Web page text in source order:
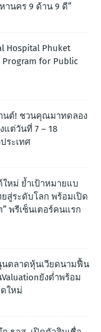
านคร 9 ด้าน 9 ดี”
Hospital Phuket
Program for Public
นต์! ชวนคุณมาทดลอง
ต่วันที่ 7 – 18
ระเทศ
หม่ ย้ำเป้าหมายแบ
ระดับโลก พร้อมเปิด
” พรีเซ็นเตอร์คนแรก
นตลาดหุ้นเวียดนามฟื้น
ยังต่ำพร้อม
ใหม่